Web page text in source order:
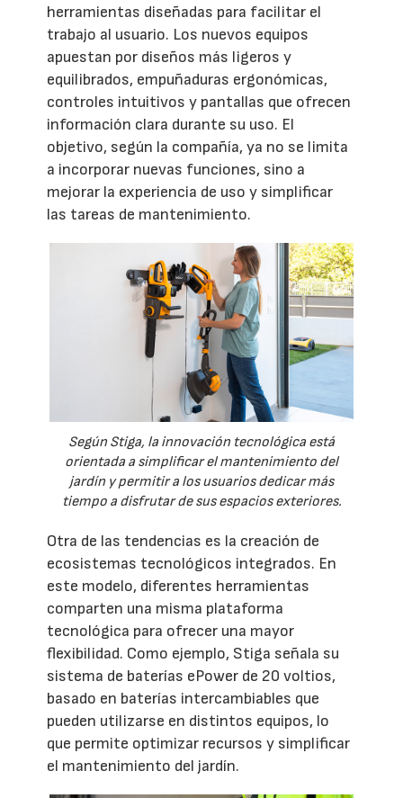
herramientas diseñadas para facilitar el
trabajo al usuario. Los nuevos equipos
apuestan por diseños más ligeros y
equilibrados, empuñaduras ergonómicas,
controles intuitivos y pantallas que ofrecen
información clara durante su uso. El
objetivo, según la compañía, ya no se limita
a incorporar nuevas funciones, sino a
mejorar la experiencia de uso y simplificar
las tareas de mantenimiento.
Según Stiga, la innovación tecnológica está
orientada a simplificar el mantenimiento del
jardín y permitir a los usuarios dedicar más
tiempo a disfrutar de sus espacios exteriores.
Otra de las tendencias es la creación de
ecosistemas tecnológicos integrados. En
este modelo, diferentes herramientas
comparten una misma plataforma
tecnológica para ofrecer una mayor
flexibilidad. Como ejemplo, Stiga señala su
sistema de baterías ePower de 20 voltios,
basado en baterías intercambiables que
pueden utilizarse en distintos equipos, lo
que permite optimizar recursos y simplificar
el mantenimiento del jardín.